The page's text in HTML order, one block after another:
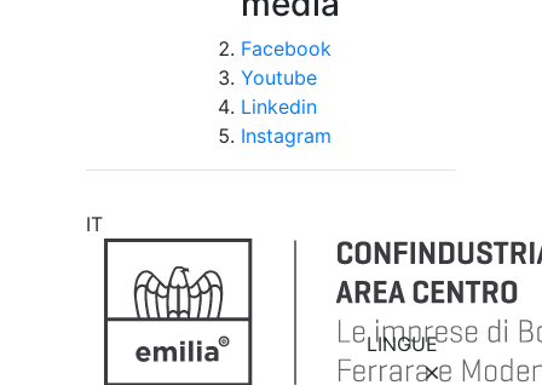
Facebook
Youtube
Linkedin
Instagram
IT
LINGUE